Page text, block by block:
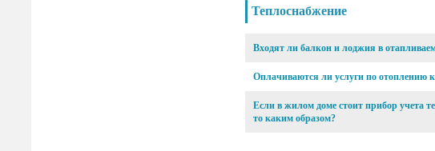
Теплоснабжение
Входят ли балкон и лоджия в
Оплачиваются ли услуги по отоплению
Если в жилом доме стоит прибор учета
то каким образом?